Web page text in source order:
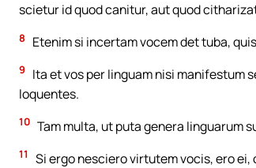
scietur id quod canitur, aut quod
8 Etenim si incertam vocem det tuba,
9
Ita et vos per linguam nisi manifestum
loquentes.
10 Tam multa, ut puta genera linguarum
11 Si ergo nesciero virtutem vocis, ero